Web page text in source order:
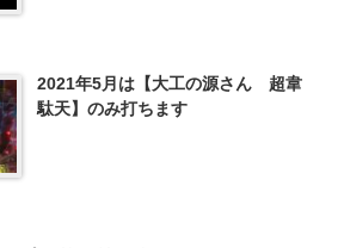
2021年5月は【大工の源さん 超韋
駄天】のみ打ちます